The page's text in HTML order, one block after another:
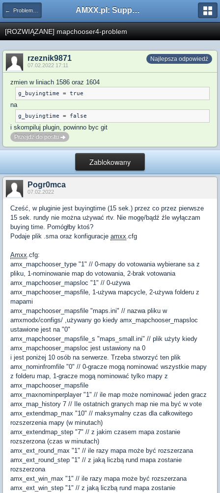
← Problemy z pluginami AMXX.pl: Support AMX Mod X i SourceMod
[ROZWIĄZANE] mapchooser4-problem
Najlepsza odpowiedź
rzeznik9871
07.02.2022 17:11
zmien w liniach 1586 oraz 1604
na
i skompiluj plugin, powinno byc git
Przejdź do postu
Zablokowany
Pogr0mca
07.02.2022
Cześć, w pluginie jest buyingtime (15 sek.) przez co przez pierwsze
15 sek. rundy nie można używać rtv. Nie mogę/bądź źle wyłączam
buying time. Pomógłby ktoś?
Podaje plik .sma oraz konfiguracje amxx.cfg
Amxx.cfg:
amx_mapchooser_type "1" // 0-mapy do votowania wybierane sa z
pliku, 1-nominowanie map do votowania, 2-brak votowania
amx_mapchooser_mapsloc "1" // 0-używa
amx_mapchooser_mapsfile, 1-używa mapcycle, 2-używa folderu z
mapami
amx_mapchooser_mapsfile "maps.ini" // nazwa pliku w
amxmodx/configs/ ,używany go kiedy amx_mapchooser_mapsloc
ustawione jest na "0"
amx_mapchooser_mapsfile_s "maps_small.ini" // plik użyty kiedy
amx_mapchooser_mapsloc jest ustawiony na 0
i jest poniżej 10 osób na serwerze. Trzeba stworzyć ten plik
amx_nominfromfile "0" // 0-gracze mogą nominować wszystkie mapy
z folderu map, 1-gracze mogą nominować tylko mapy z
amx_mapchooser_mapsfile
amx_maxnominperplayer "1" // ile map może nominować jeden gracz
amx_map_history 7 // Ile ostatnich granych map nie ma być w vote
amx_extendmap_max "10" // maksymalny czas dla całkowitego
rozszerzenia mapy (w minutach)
amx_extendmap_step "7" // z jakim czasem mapa zostanie
rozszerzona (czas w minutach)
amx_ext_round_max "1" // ile razy mapa może być rozszerzana
amx_ext_round_step "1" // z jaką liczbą rund mapa zostanie
rozszerzona
amx_ext_win_max "1" // ile razy mapa może być rozszerzana
amx_ext_win_step "1" // z jaką liczbą rund mapa zostanie